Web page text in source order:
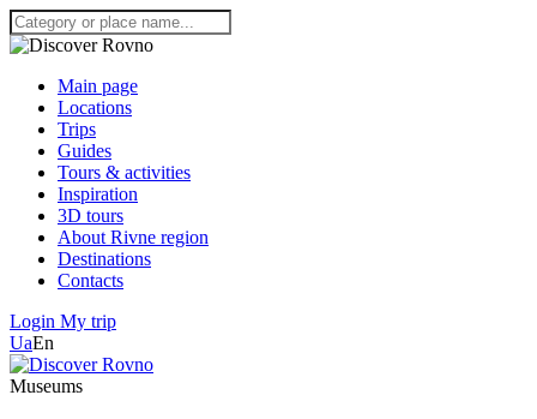
Main page
Locations
Trips
Guides
Tours & activities
Inspiration
3D tours
About Rivne region
Destinations
Contacts
Login My trip
UaEn
Museums